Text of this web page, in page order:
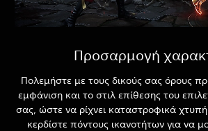
Προσαρμογή
Πολεμήστε με τους δικούς σας όρους
εμφάνιση και το στιλ επίθεσης του
σας, ώστε να ρίχνει καταστροφικά
κερδίστε πόντους ικανοτήτων για να